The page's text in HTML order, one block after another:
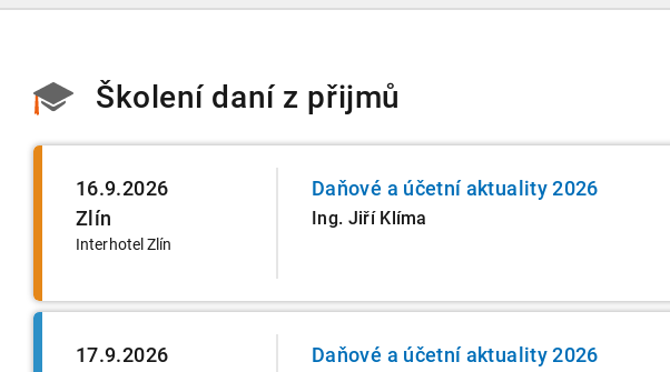
Školení daní z přijmů
16.9.2026
Zlín
Interhotel Zlín
Daňové a účetní aktuality 2026
Ing. Jiří Klíma
17.9.2026
Daňové a účetní aktuality 2026